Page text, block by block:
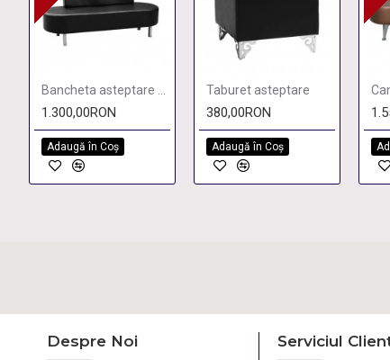
1.300,00RON
Adaugă în Coş
Taburet asteptare
380,00RON
Adaugă în Coş
Despre Noi Serviciul